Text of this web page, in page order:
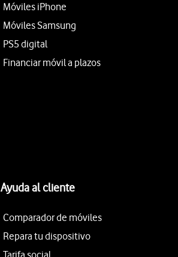
Móviles iPhone
Móviles Samsung
PS5 digital
Financiar móvil a plazos
Ayuda al cliente
Comparador de móviles
Repara tu dispositivo
Tarifa social